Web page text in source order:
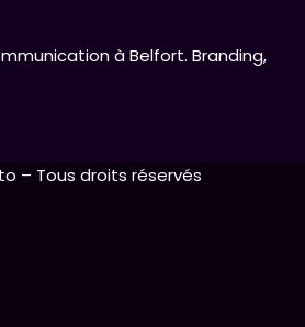
à Belfort. Branding,
– Tous droits réservés